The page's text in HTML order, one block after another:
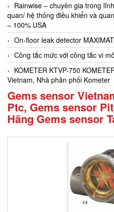
Rainwise – chuyên gia trong
quan/ hệ thống điều khiển và
– 100% USA
On-floor leak detector
Công tắc mức với công tắc vi
KOMETER KTVP-750
Vietnam, Nhà phân phối Kometer
Gems sensor
Ptc, Gems sensor
Hãng Gems sensor